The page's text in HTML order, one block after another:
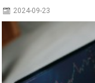
2024-09-23